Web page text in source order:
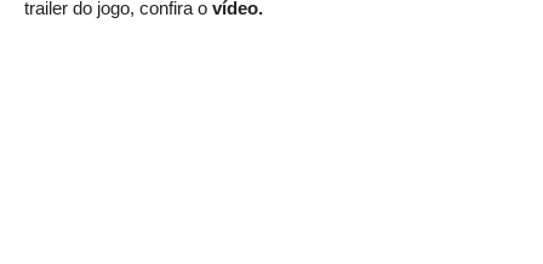
trailer do jogo, confira o vídeo.